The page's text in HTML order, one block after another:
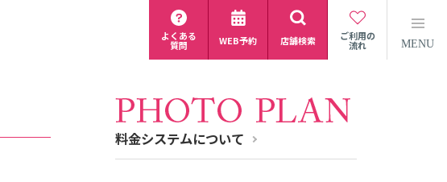
よくある
質問 WEB予約 店舗検索 ご利用の
流れ MENU
料金システムについて